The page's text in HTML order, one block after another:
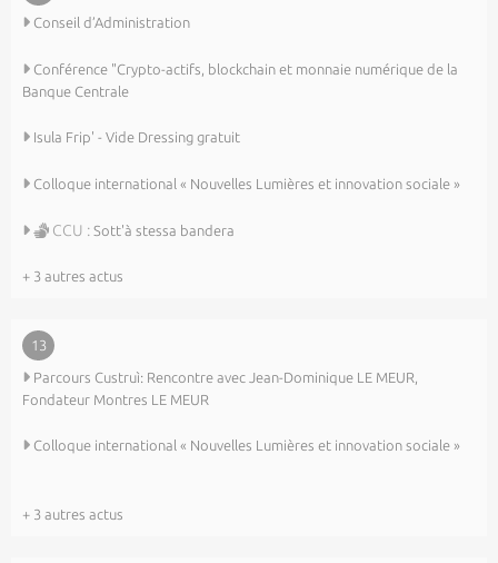
Conseil d’Administration
Conférence "Crypto-actifs, blockchain et monnaie numérique de la
Banque Centrale
Isula Frip' - Vide Dressing gratuit
Colloque international « Nouvelles Lumières et innovation sociale »
CCU : Sott'à stessa bandera
+ 3 autres actus
13
Parcours Custruì: Rencontre avec Jean-Dominique LE MEUR,
Fondateur Montres LE MEUR
Colloque international « Nouvelles Lumières et innovation sociale »
+ 3 autres actus